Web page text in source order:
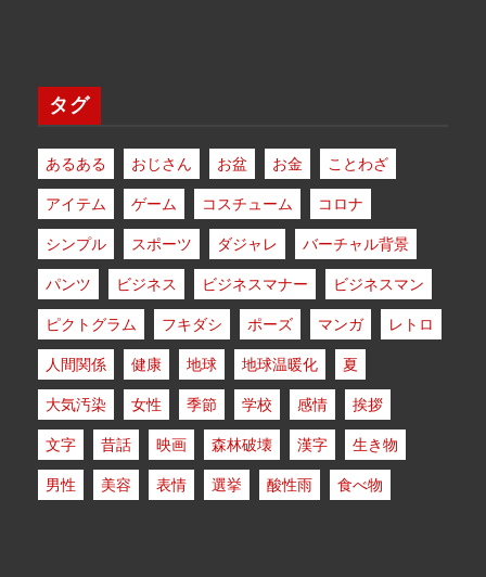
タグ
あるある おじさん お盆 お金
ことわざ
アイテム
ゲーム コスチューム
コロナ
シンプル
スポーツ ダジャレ
バーチャル背景
パンツ
ビジネス ビジネスマナー
ビジネスマン
ピクトグラム
フキダシ ポーズ マンガ
レトロ
人間関係
健康 地球 地球温暖化
夏
大気汚染
女性 季節 学校 感情
挨拶
文字
昔話 映画 森林破壊 漢字
生き物
男性
美容 表情 選挙 酸性雨 食べ物